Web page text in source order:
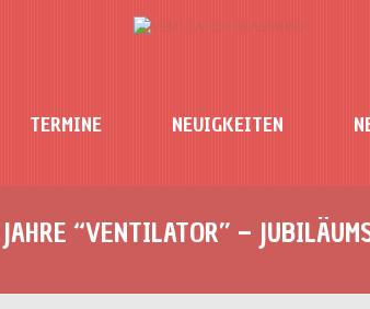
TERMINE NEUIGKEITEN
“VENTILATOR” –